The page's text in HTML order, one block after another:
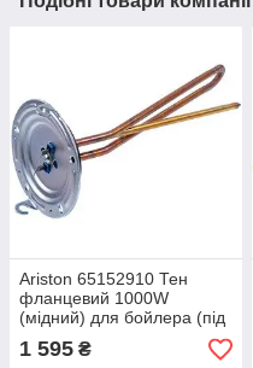
Ariston 65152910 Тен
фланцевий 1000W
(мідний) для бойлера (під
анод M5)
1 595 ₴